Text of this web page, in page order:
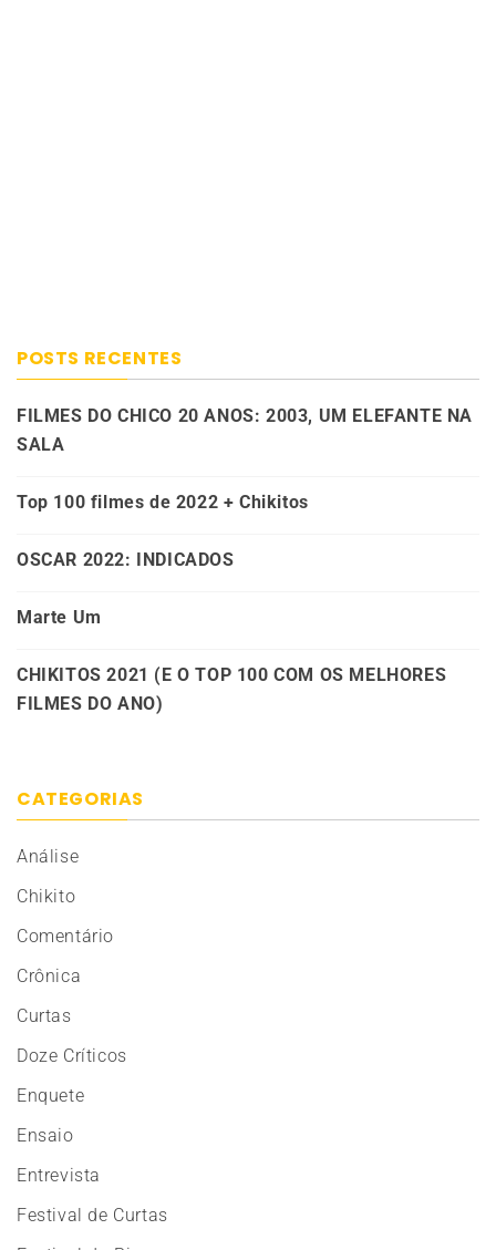
POSTS RECENTES
FILMES DO CHICO 20 ANOS: 2003, UM ELEFANTE NA
SALA
Top 100 filmes de 2022 + Chikitos
OSCAR 2022: INDICADOS
Marte Um
CHIKITOS 2021 (E O TOP 100 COM OS MELHORES
FILMES DO ANO)
CATEGORIAS
Análise
Chikito
Comentário
Crônica
Curtas
Doze Críticos
Enquete
Ensaio
Entrevista
Festival de Curtas